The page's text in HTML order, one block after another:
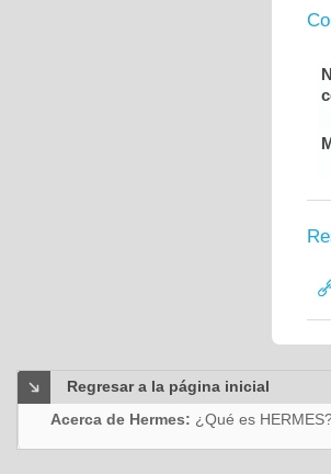
Regresar a la página inicial
Acerca de Hermes: ¿Qué es